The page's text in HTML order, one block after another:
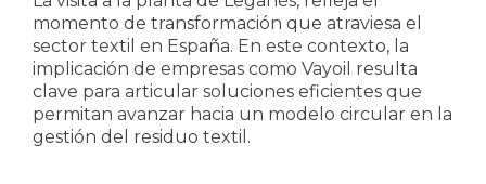
momento de transformación que atraviesa el
sector textil en España. En este contexto, la
implicación de empresas como Vayoil resulta
clave para articular soluciones eficientes que
permitan avanzar hacia un modelo circular en la
gestión del residuo textil.